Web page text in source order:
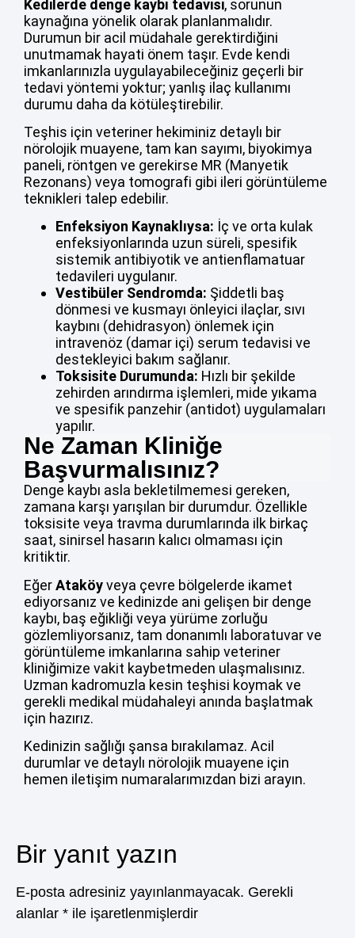
Kedilerde denge kaybı tedavisi, sorunun
kaynağına yönelik olarak planlanmalıdır.
Durumun bir acil müdahale gerektirdiğini
unutmamak hayati önem taşır. Evde kendi
imkanlarınızla uygulayabileceğiniz geçerli bir
tedavi yöntemi yoktur; yanlış ilaç kullanımı
durumu daha da kötüleştirebilir.
Teşhis için veteriner hekiminiz detaylı bir
nörolojik muayene, tam kan sayımı, biyokimya
paneli, röntgen ve gerekirse MR (Manyetik
Rezonans) veya tomografi gibi ileri görüntüleme
teknikleri talep edebilir.
Enfeksiyon Kaynaklıysa: İç ve orta kulak
enfeksiyonlarında uzun süreli, spesifik
sistemik antibiyotik ve antienflamatuar
tedavileri uygulanır.
Vestibüler Sendromda: Şiddetli baş
dönmesi ve kusmayı önleyici ilaçlar, sıvı
kaybını (dehidrasyon) önlemek için
intravenöz (damar içi) serum tedavisi ve
destekleyici bakım sağlanır.
Toksisite Durumunda: Hızlı bir şekilde
zehirden arındırma işlemleri, mide yıkama
ve spesifik panzehir (antidot) uygulamaları
yapılır.
Ne Zaman Kliniğe
Başvurmalısınız?
Denge kaybı asla bekletilmemesi gereken,
zamana karşı yarışılan bir durumdur. Özellikle
toksisite veya travma durumlarında ilk birkaç
saat, sinirsel hasarın kalıcı olmaması için
kritiktir.
EğerAtaköyveya çevre bölgelerde ikamet
ediyorsanız ve kedinizde ani gelişen bir denge
kaybı, baş eğikliği veya yürüme zorluğu
gözlemliyorsanız, tam donanımlı laboratuvar ve
görüntüleme imkanlarına sahip veteriner
kliniğimize vakit kaybetmeden ulaşmalısınız.
Uzman kadromuzla kesin teşhisi koymak ve
gerekli medikal müdahaleyi anında başlatmak
için hazırız.
Kedinizin sağlığı şansa bırakılamaz. Acil
durumlar ve detaylı nörolojik muayene için
hemen iletişim numaralarımızdan bizi arayın.
Bir yanıt yazın
E-posta adresiniz yayınlanmayacak. Gerekli
alanlar * ile işaretlenmişlerdir